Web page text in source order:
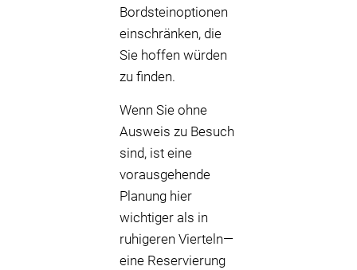
Bordsteinoptionen
einschränken, die
Sie hoffen würden
zu finden.
Wenn Sie ohne
Ausweis zu Besuch
sind, ist eine
vorausgehende
Planung hier
wichtiger als in
ruhigeren Vierteln—
eine Reservierung